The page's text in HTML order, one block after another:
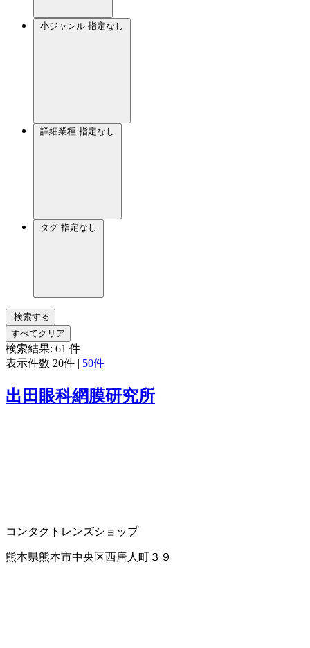
小ジャンル 指定なし
詳細業種 指定なし
タグ 指定なし
検索する
すべてクリア
検索結果: 61 件
表示件数 20件 | 50件
出田眼科網膜研究所
コンタクトレンズショップ
熊本県熊本市中央区西唐人町３９